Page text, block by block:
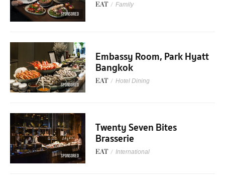
SPONSORED
EAT / Family
SPONSORED
Embassy Room, Park Hyatt
Bangkok
EAT / Hotel Dining
SPONSORED
Twenty Seven Bites
Brasserie
EAT / International